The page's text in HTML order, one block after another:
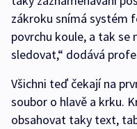
zákroku snímá systém
povrchu koule, a tak se
sledovat,“ dodává
Všichni teď čekají na
soubor o hlavě a krku.
obsahovat taky text,